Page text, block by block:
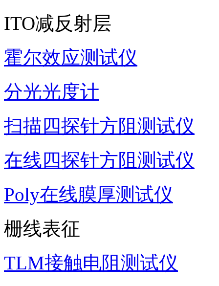
ITO减反射层
霍尔效应测试仪
分光光度计
扫描四探针方阻测试仪
在线四探针方阻测试仪
Poly在线膜厚测试仪
栅线表征
TLM接触电阻测试仪